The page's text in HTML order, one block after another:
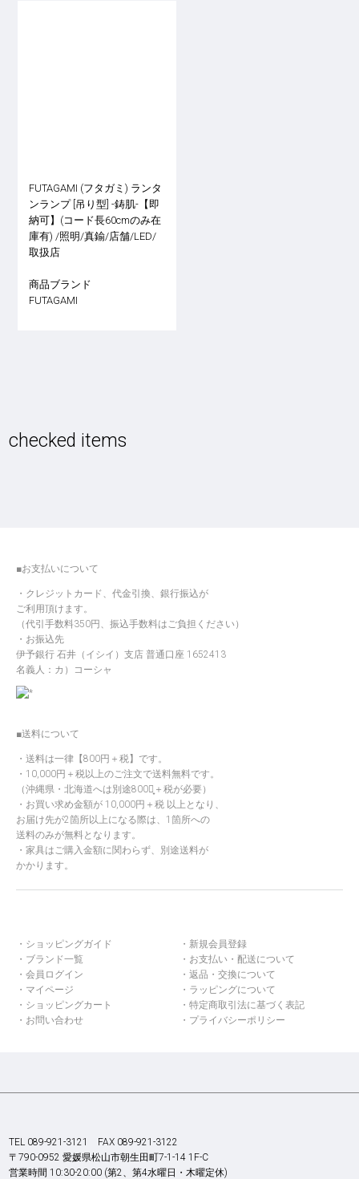
FUTAGAMI (フタガミ) ランタ
ンランプ [吊り型] -鋳肌-【即
納可】(コード長60cmのみ在
庫有) /照明/真鍮/店舗/LED/
取扱店
商品ブランド
FUTAGAMI
checked items
■お支払いについて
クレジットカード、代金引換、銀行振込が
ご利用頂けます。
（代引手数料350円、振込手数料はご負担ください）
お振込先
伊予銀行 石井（イシイ）支店 普通口座 1652413
名義人：カ）コーシャ
■送料について
送料は一律【800円＋税】です。
10,000円＋税以上のご注文で送料無料です。
（沖縄県・北海道へは別途800円̟＋税が必要）
お買い求め金額が 10,000円＋税 以上となり、
お届け先が2箇所以上になる際は、1箇所への
送料のみが無料となります。
家具はご購入金額に関わらず、別途送料が
かかります。
ショッピングガイド
新規会員登録
ブランド一覧
お支払い・配送について
会員ログイン
返品・交換について
マイページ
ラッピングについて
ショッピングカート
特定商取引法に基づく表記
お問い合わせ
プライバシーポリシー
TEL 089-921-3121 FAX 089-921-3122
〒790-0952 愛媛県松山市朝生田町7-1-14 1F-C
営業時間 10:30-20:00 (第2、第4水曜日・木曜定休)